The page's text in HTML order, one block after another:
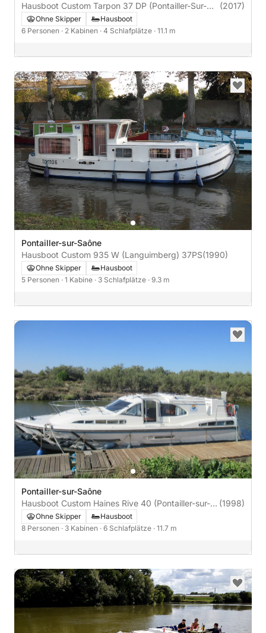
Hausboot Custom Tarpon 37 DP (Pontailler-Sur-
Saône) 50PS
(2017)
Ohne Skipper
Hausboot
6 Personen · 2 Kabinen · 4 Schlafplätze · 11.1 m
Pontailler-sur-Saône
Hausboot Custom 935 W (Languimberg) 37PS(1990)
Ohne Skipper
Hausboot
5 Personen · 1 Kabine · 3 Schlafplätze · 9.3 m
Pontailler-sur-Saône
Hausboot Custom Haines Rive 40 (Pontailler-sur-
Saône) 56PS
(1998)
Ohne Skipper
Hausboot
8 Personen · 3 Kabinen · 6 Schlafplätze · 11.7 m